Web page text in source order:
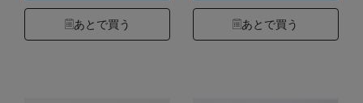
あとで買う あとで買う